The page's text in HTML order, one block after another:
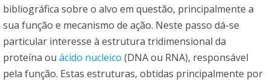
bibliográfica sobre o alvo em questão, principalmente a
sua função e mecanismo de ação. Neste passo dá-se
particular interesse à estrutura tridimensional da
proteína ou ácido nucleico (DNA ou RNA), responsável
pela função. Estas estruturas, obtidas principalmente por